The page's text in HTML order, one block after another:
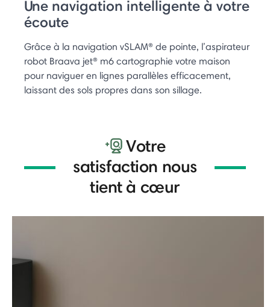
Une navigation intelligente à votre
écoute
Grâce à la navigation vSLAM® de pointe, l’aspirateur
robot Braava jet® m6 cartographie votre maison
pour naviguer en lignes parallèles efficacement,
laissant des sols propres dans son sillage.
Votre
satisfaction nous
tient à cœur